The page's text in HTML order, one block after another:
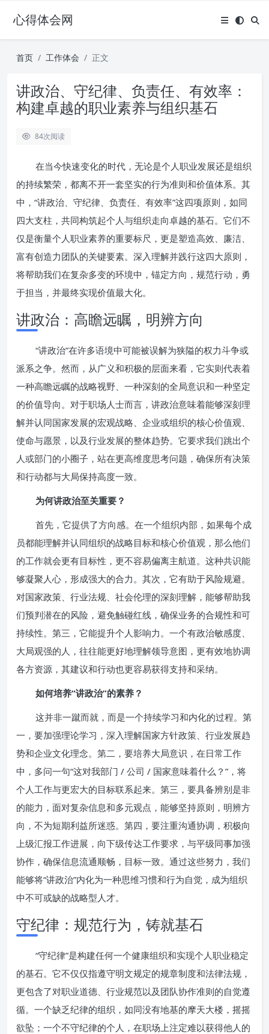
心得体会网
首页 工作体会 正文
讲政治、守纪律、负责任、有效率：
构建卓越的职业素养与组织基石
84次阅读
在当今快速变化的时代，无论是个人职业发展还是组织
的持续繁荣，都离不开一套坚实的行为准则和价值体系。其
中，“讲政治、守纪律、负责任、有效率”这四项原则，如同
四大支柱，共同构筑起个人与组织走向卓越的基石。它们不
仅是衡量个人职业素养的重要标尺，更是塑造高效、廉洁、
富有创造力团队的关键要素。深入理解并践行这四大原则，
将帮助我们在复杂多变的环境中，锚定方向，规范行动，勇
于担当，并最终实现价值最大化。
讲政治：高瞻远瞩，明辨方向
“讲政治”在许多语境中可能被误解为狭隘的权力斗争或
派系之争。然而，从广义和积极的层面来看，它实则代表着
一种高瞻远瞩的战略视野、一种深刻的全局意识和一种坚定
的价值导向。对于职场人士而言，讲政治意味着能够深刻理
解并认同国家发展的宏观战略、企业或组织的核心价值观、
使命与愿景，以及行业发展的整体趋势。它要求我们跳出个
人或部门的小圈子，站在更高维度思考问题，确保所有决策
和行动都与大局保持高度一致。
为何讲政治至关重要？
首先，它提供了方向感。在一个组织内部，如果每个成
员都能理解并认同组织的战略目标和核心价值观，那么他们
的工作就会更有目标性，更不容易偏离主航道。这种共识能
够凝聚人心，形成强大的合力。其次，它有助于风险规避。
对国家政策、行业法规、社会伦理的深刻理解，能够帮助我
们预判潜在的风险，避免触碰红线，确保业务的合规性和可
持续性。第三，它能提升个人影响力。一个有政治敏感度、
大局观强的人，往往能更好地理解领导意图，更有效地协调
各方资源，其建议和行动也更容易获得支持和采纳。
如何培养“讲政治”的素养？
这并非一蹴而就，而是一个持续学习和内化的过程。第
一，要加强理论学习，深入理解国家方针政策、行业发展趋
势和企业文化理念。第二，要培养大局意识，在日常工作
中，多问一句“这对我部门 / 公司 / 国家意味着什么？”，将
个人工作与更宏大的目标联系起来。第三，要具备辨别是非
的能力，面对复杂信息和多元观点，能够坚持原则，明辨方
向，不为短期利益所迷惑。第四，要注重沟通协调，积极向
上级汇报工作进展，向下级传达工作要求，与平级同事加强
协作，确保信息流通顺畅，目标一致。通过这些努力，我们
能够将“讲政治”内化为一种思维习惯和行为自觉，成为组织
中不可或缺的战略型人才。
守纪律：规范行为，铸就基石
“守纪律”是构建任何一个健康组织和实现个人职业稳定
的基石。它不仅仅指遵守明文规定的规章制度和法律法规，
更包含了对职业道德、行业规范以及团队协作准则的自觉遵
循。一个缺乏纪律的组织，如同没有地基的摩天大楼，摇摇
欲坠；一个不守纪律的个人，在职场上注定难以获得他人的